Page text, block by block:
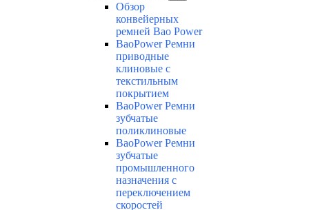
Обзор
конвейерных
ремней Bao Power
BaoPower Ремни
приводные
клиновые с
текстильным
покрытием
BaoPower Ремни
зубчатые
поликлиновые
BaoPower Ремни
зубчатые
промышленного
назначения с
переключением
скоростей